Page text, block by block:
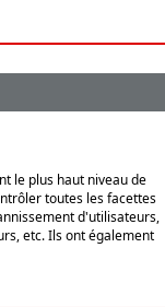
le plus haut niveau de
toutes les facettes
d'utilisateurs,
etc. Ils ont également